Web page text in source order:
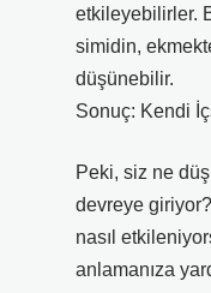
etkileyebilirler.
simidin,
düşünebilir.
Sonuç: Kendi
Peki, siz ne
devreye
nasıl
anlamanıza